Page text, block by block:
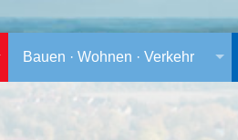
Bauen · Wohnen · Verkehr